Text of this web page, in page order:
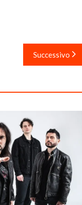
Successivo